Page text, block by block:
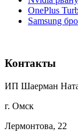
OnePlus
Samsung
Контакты
ИП Шаерман
г. Омск
Лермонтова, 22